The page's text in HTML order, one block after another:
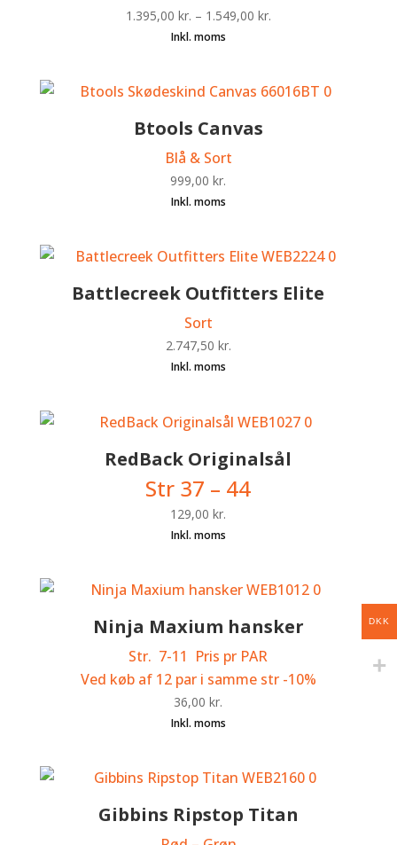
1.395,00 kr. – 1.549,00 kr.
Btools Canvas
Blå & Sort
999,00kr.
Battlecreek Outfitters Elite
Sort
2.747,50 kr.
RedBack Originalsål
Str 37 – 44
129,00kr.
Ninja Maxium hansker
Str. 7-11 Pris pr PAR
Ved køb af 12 par i samme str -10%
36,00kr.
Gibbins Ripstop Titan
DKK